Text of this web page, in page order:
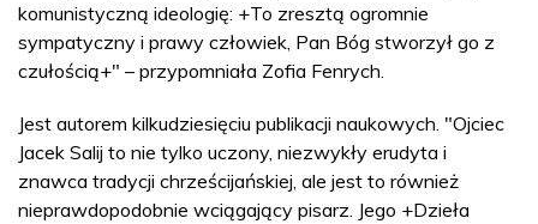
komunistyczną ideologię: +To zresztą ogromnie
sympatyczny i prawy człowiek, Pan Bóg stworzył go z
czułością+" – przypomniała Zofia Fenrych.
Jest autorem kilkudziesięciu publikacji naukowych. "Ojciec
Jacek Salij to nie tylko uczony, niezwykły erudyta i
znawca tradycji chrześcijańskiej, ale jest to również
nieprawdopodobnie wciągający pisarz. Jego +Dzieła